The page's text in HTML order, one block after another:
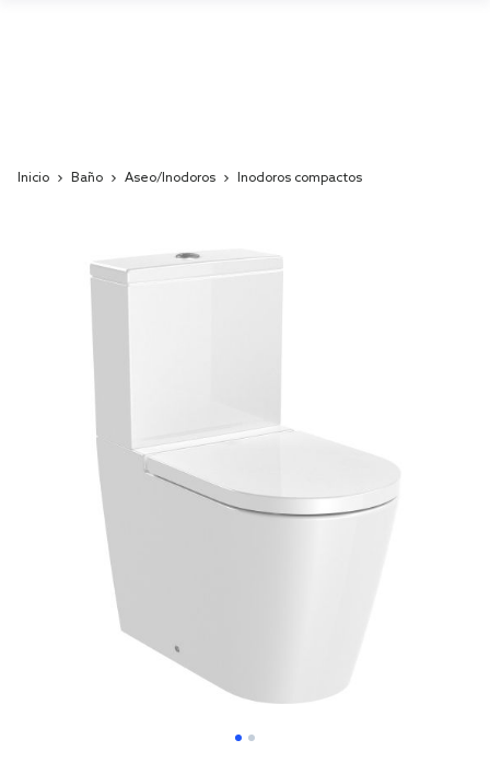
Inicio Baño Aseo/Inodoros Inodoros compactos